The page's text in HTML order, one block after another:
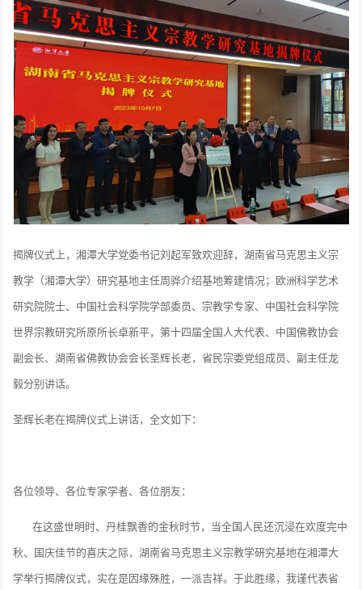
揭牌仪式上，湘潭大学党委书记刘起军致欢迎辞，湖南省马克思主义宗
教学（湘潭大学）研究基地主任周骅介绍基地筹建情况；欧洲科学艺术
研究院院士、中国社会科学院学部委员、宗教学专家、中国社会科学院
世界宗教研究所原所长卓新平，第十四届全国人大代表、中国佛教协会
副会长、湖南省佛教协会会长圣辉长老，省民宗委党组成员、副主任龙
毅分别讲话。
圣辉长老在揭牌仪式上讲话，全文如下：
各位领导、各位专家学者、各位朋友：
在这盛世明时、丹桂飘香的金秋时节，当全国人民还沉浸在欢度完中
秋、国庆佳节的喜庆之际，湖南省马克思主义宗教学研究基地在湘潭大
学举行揭牌仪式，实在是因缘殊胜，一派吉祥。于此胜缘，我谨代表省